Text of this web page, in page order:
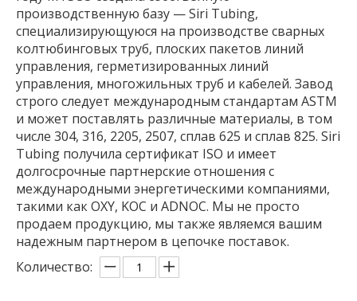
производственную базу — Siri Tubing,
специализирующуюся на производстве сварных
колтюбинговых труб, плоских пакетов линий
управления, герметизированных линий
управления, многожильных труб и кабелей. Завод
строго следует международным стандартам ASTM
и может поставлять различные материалы, в том
числе 304, 316, 2205, 2507, сплав 625 и сплав 825. Siri
Tubing получила сертификат ISO и имеет
долгосрочные партнерские отношения с
международными энергетическими компаниями,
такими как OXY, KOC и ADNOC. Мы не просто
продаем продукцию, мы также являемся вашим
надежным партнером в цепочке поставок.
Количество: